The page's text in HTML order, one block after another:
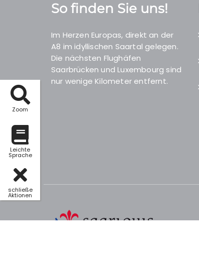
Zoom
Leichte
Sprache
schließe
Aktionen
So finden Sie uns!
Im Herzen Europas, direkt an der
A8 im idyllischen Saartal gelegen.
Die nächsten Flughäfen
Saarbrücken und Luxembourg sind
nur wenige Kilometer entfernt.